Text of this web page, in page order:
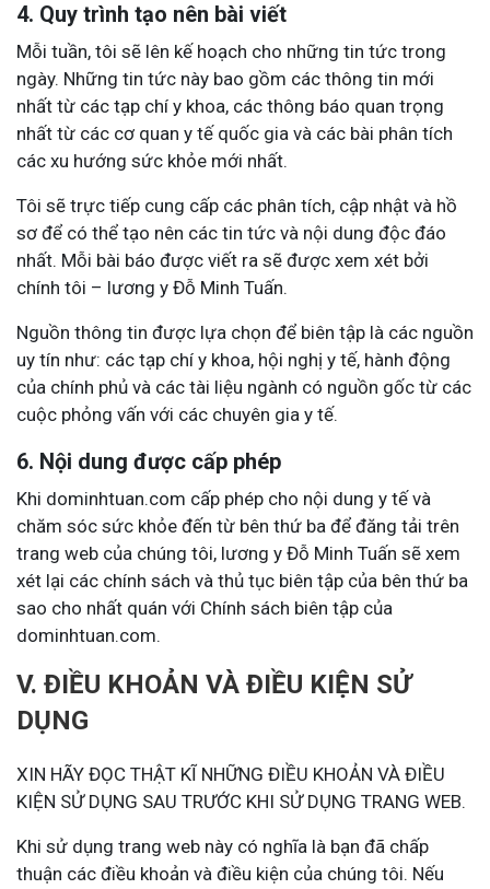
4. Quy trình tạo nên bài viết
Mỗi tuần, tôi sẽ lên kế hoạch cho những tin tức trong
ngày. Những tin tức này bao gồm các thông tin mới
nhất từ các tạp chí y khoa, các thông báo quan trọng
nhất từ các cơ quan y tế quốc gia và các bài phân tích
các xu hướng sức khỏe mới nhất.
Tôi sẽ trực tiếp cung cấp các phân tích, cập nhật và hồ
sơ để có thể tạo nên các tin tức và nội dung độc đáo
nhất. Mỗi bài báo được viết ra sẽ được xem xét bởi
chính tôi – lương y Đỗ Minh Tuấn.
Nguồn thông tin được lựa chọn để biên tập là các nguồn
uy tín như: các tạp chí y khoa, hội nghị y tế, hành động
của chính phủ và các tài liệu ngành có nguồn gốc từ các
cuộc phỏng vấn với các chuyên gia y tế.
6. Nội dung được cấp phép
Khi dominhtuan.com cấp phép cho nội dung y tế và
chăm sóc sức khỏe đến từ bên thứ ba để đăng tải trên
trang web của chúng tôi, lương y Đỗ Minh Tuấn sẽ xem
xét lại các chính sách và thủ tục biên tập của bên thứ ba
sao cho nhất quán với Chính sách biên tập của
dominhtuan.com.
V. ĐIỀU KHOẢN VÀ ĐIỀU KIỆN SỬ
DỤNG
XIN HÃY ĐỌC THẬT KĨ NHỮNG ĐIỀU KHOẢN VÀ ĐIỀU
KIỆN SỬ DỤNG SAU TRƯỚC KHI SỬ DỤNG TRANG WEB.
Khi sử dụng trang web này có nghĩa là bạn đã chấp
thuận các điều khoản và điều kiện của chúng tôi. Nếu